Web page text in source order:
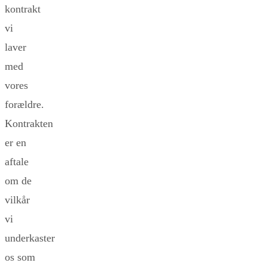
kontrakt
vi
laver
med
vores
forældre.
Kontrakten
er en
aftale
om de
vilkår
vi
underkaster
os som